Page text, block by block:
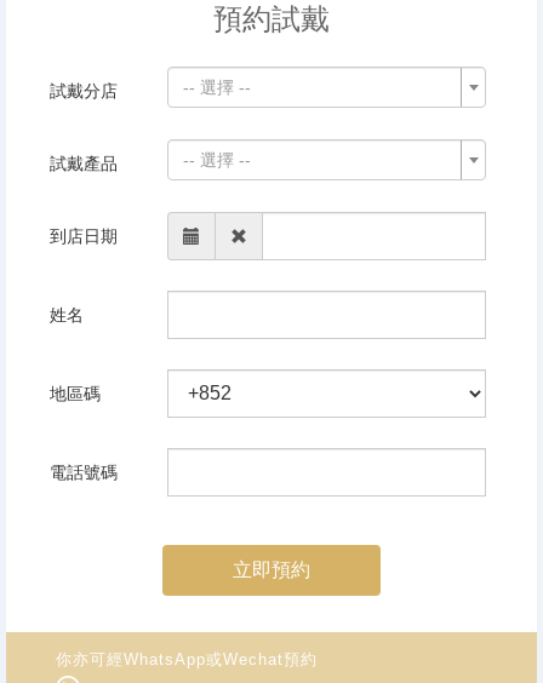
預約試戴
試戴分店 -- 選擇 --
試戴產品 -- 選擇 --
到店日期
姓名
地區碼
電話號碼
立即預約
你亦可經WhatsApp或Wechat預約